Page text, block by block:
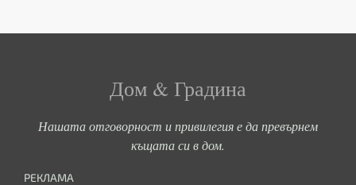
Дом & Градина
Нашата отговорност и привилегия е да превърнем
къщата си в дом.
РЕКЛАМА